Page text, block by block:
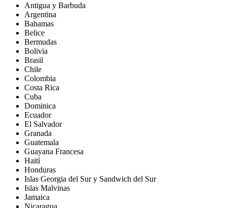
Antigua y Barbuda
Argentina
Bahamas
Belice
Bermudas
Bolivia
Brasil
Chile
Colombia
Costa Rica
Cuba
Dominica
Ecuador
El Salvador
Granada
Guatemala
Guayana Francesa
Haití
Honduras
Islas Georgia del Sur y Sandwich del Sur
Islas Malvinas
Jamaica
Nicaragua